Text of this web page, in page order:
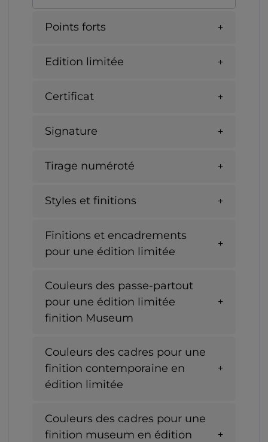
Points forts
Edition limitée
Certificat
Signature
Tirage numéroté
Styles et finitions
Finitions et encadrements
pour une édition limitée
Couleurs des passe-partout
pour une édition limitée
finition Museum
Couleurs des cadres pour une
finition contemporaine en
édition limitée
Couleurs des cadres pour une
finition museum en édition